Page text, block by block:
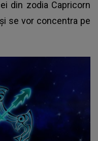
din zodia Capricorn
se vor concentra pe